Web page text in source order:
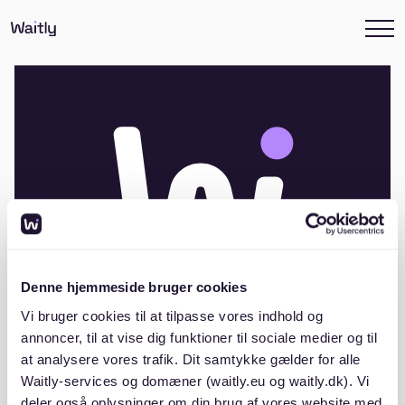
Denne hjemmeside bruger cookies
Vi bruger cookies til at tilpasse vores indhold og
annoncer, til at vise dig funktioner til sociale medier og til
at analysere vores trafik. Dit samtykke gælder for alle
Waitly-services og domæner (waitly.eu og waitly.dk). Vi
Andelsboligforeningen Pedersgård,
Tjørring